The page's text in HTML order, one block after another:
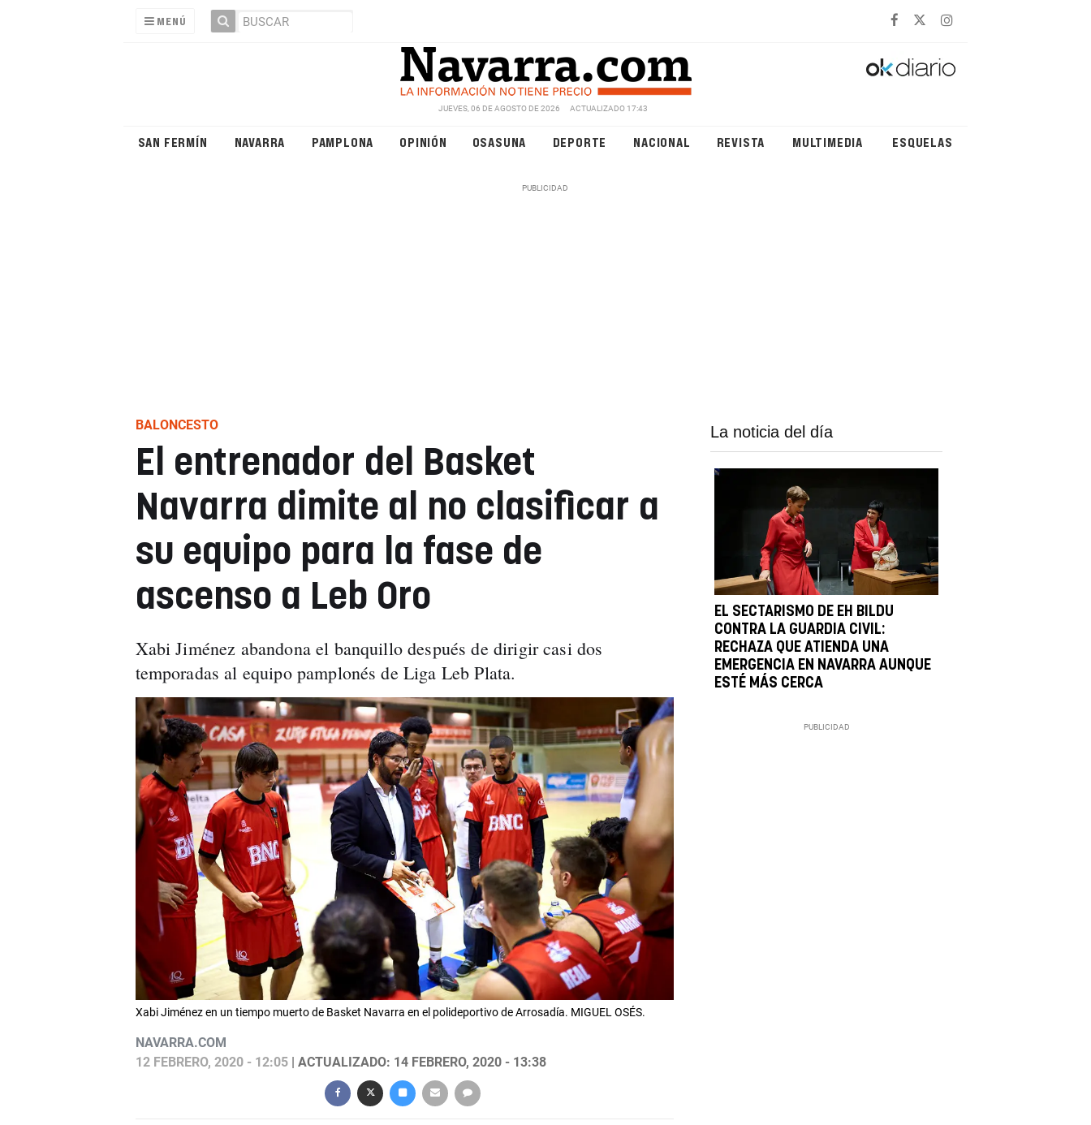
MENÚ
JUEVES, 06 DE AGOSTO DE 2026 ACTUALIZADO 17:43
SAN FERMÍN NAVARRA PAMPLONA OPINIÓN OSASUNA DEPORTE NACIONAL REVISTA MULTIMEDIA ESQUELAS
BALONCESTO
El entrenador del Basket
Navarra dimite al no clasificar a
su equipo para la fase de
ascenso a Leb Oro
Xabi Jiménez abandona el banquillo después de dirigir casi dos
temporadas al equipo pamplonés de Liga Leb Plata.
Xabi Jiménez en un tiempo muerto de Basket Navarra en el polideportivo de Arrosadía. MIGUEL OSÉS.
NAVARRA.COM
12 FEBRERO, 2020 - 12:05| ACTUALIZADO: 14 FEBRERO, 2020 - 13:38
La noticia del día
EL SECTARISMO DE EH BILDU
CONTRA LA GUARDIA CIVIL:
RECHAZA QUE ATIENDA UNA
EMERGENCIA EN NAVARRA AUNQUE
ESTÉ MÁS CERCA